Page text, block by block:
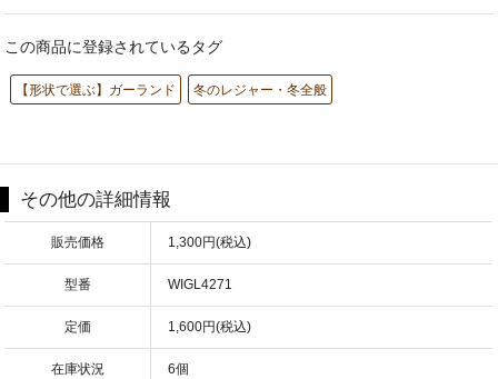
この商品に登録されているタグ
【形状で選ぶ】ガーランド 冬のレジャー・冬全般
その他の詳細情報
販売価格 1,300円(税込)
型番 WIGL4271
定価 1,600円(税込)
在庫状況 6個